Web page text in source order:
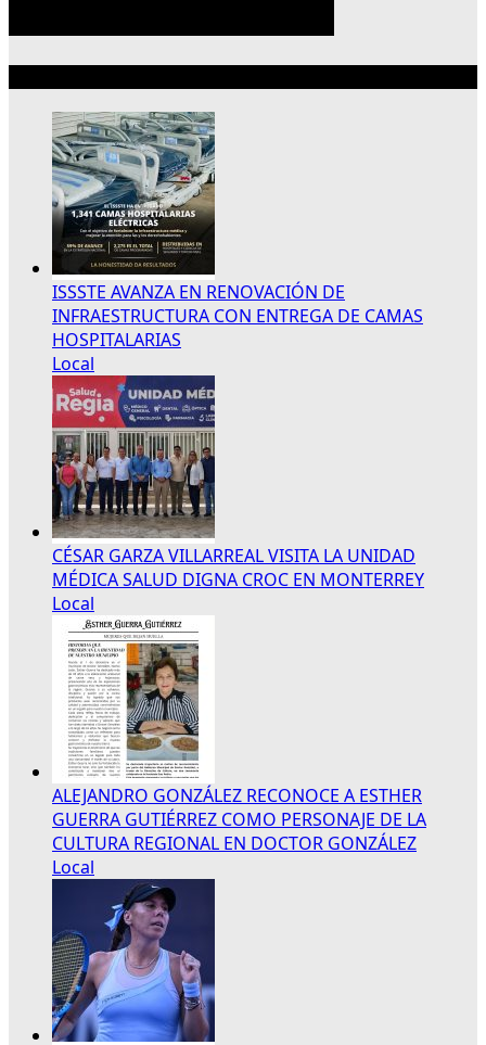
ISSSTE AVANZA EN RENOVACIÓN DE
INFRAESTRUCTURA CON ENTREGA DE CAMAS
HOSPITALARIAS
Local
CÉSAR GARZA VILLARREAL VISITA LA UNIDAD
MÉDICA SALUD DIGNA CROC EN MONTERREY
Local
ALEJANDRO GONZÁLEZ RECONOCE A ESTHER
GUERRA GUTIÉRREZ COMO PERSONAJE DE LA
CULTURA REGIONAL EN DOCTOR GONZÁLEZ
Local